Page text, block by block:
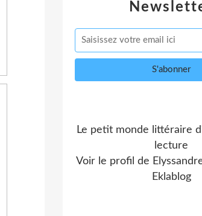
Le petit monde littéraire
lecture
Voir le profil de
Eklablog